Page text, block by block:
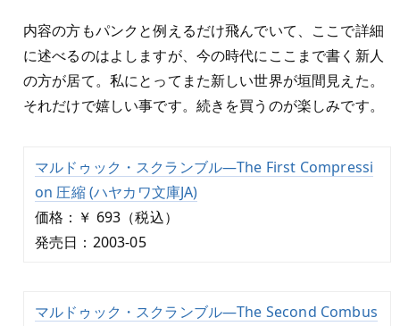
内容の方もパンクと例えるだけ飛んでいて、ここで詳細
に述べるのはよしますが、今の時代にここまで書く新人
の方が居て。私にとってまた新しい世界が垣間見えた。
それだけで嬉しい事です。続きを買うのが楽しみです。
マルドゥック・スクランブル―The First Compressi
on 圧縮 (ハヤカワ文庫JA)
価格：￥ 693（税込）
発売日：2003-05
マルドゥック・スクランブル―The Second Combus